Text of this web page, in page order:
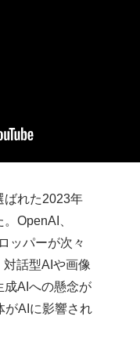
ばれた2023年
OpenAI、
ッパーが次々
話型AIや画像
成AIへの懸念が
がAIに影響され